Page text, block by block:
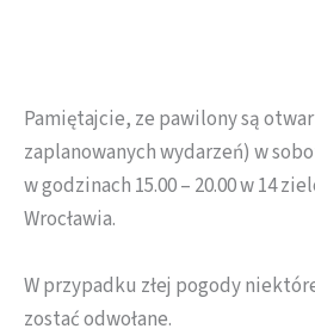
Pamiętajcie, ze pawilony są
zaplanowanych wydarzeń) w
w godzinach 15.00 – 20.00 w 14
Wrocławia.
W przypadku złej pogody
zostać odwołane.